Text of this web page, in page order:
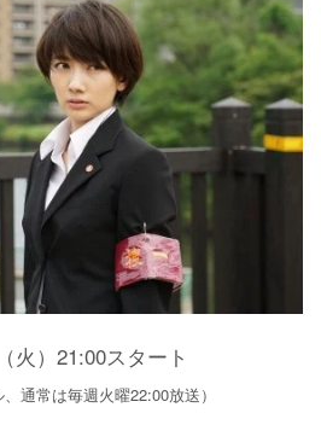
）21:00スタート
通常は毎週火曜22:00放送）